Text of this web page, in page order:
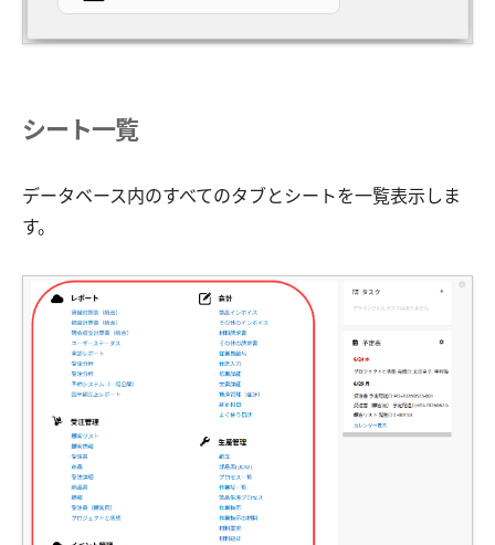
シート一覧
データベース内のすべてのタブとシートを一覧表示しま
す。